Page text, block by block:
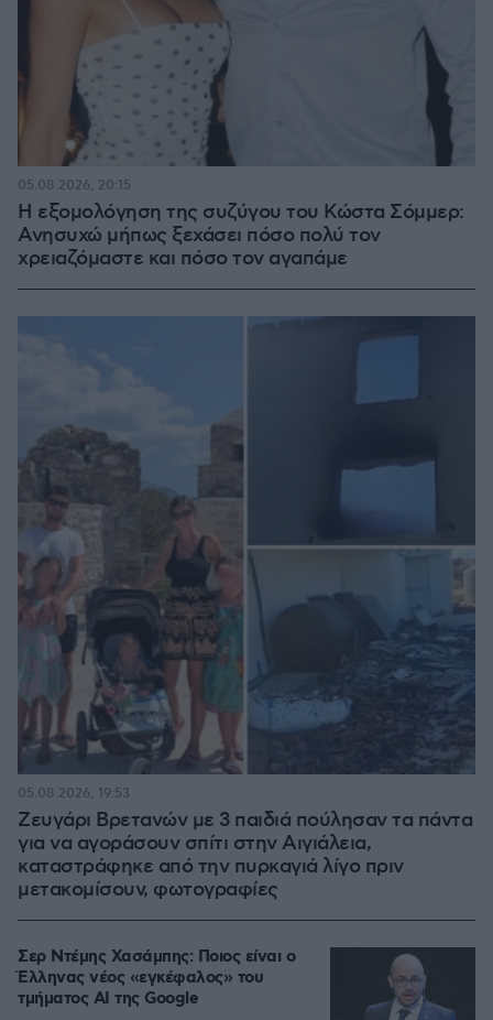
Η εξομολόγηση της συζύγου του Κώστα Σόμμερ:
Ανησυχώ μήπως ξεχάσει πόσο πολύ τον
χρειαζόμαστε και πόσο τον αγαπάμε
05.08.2026, 20:15
Ζευγάρι Βρετανών με 3 παιδιά πούλησαν τα πάντα
για να αγοράσουν σπίτι στην Αιγιάλεια,
καταστράφηκε από την πυρκαγιά λίγο πριν
μετακομίσουν, φωτογραφίες
05.08.2026, 19:53
Σερ Ντέμης Χασάμπης: Ποιος είναι ο
Έλληνας νέος «εγκέφαλος» του
τμήματος AI της Google